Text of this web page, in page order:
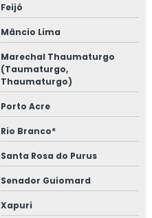
Feijó
Mâncio Lima
Marechal Thaumaturgo
(Taumaturgo,
Thaumaturgo)
Porto Acre
Rio Branco*
Santa Rosa do Purus
Senador Guiomard
Xapuri